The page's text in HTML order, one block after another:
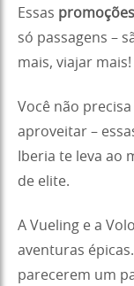
Essas
só passagens –
mais, viajar mais!
Você não
aproveitar –
Iberia te leva
de elite.
A Vueling e a
aventuras
parecerem um